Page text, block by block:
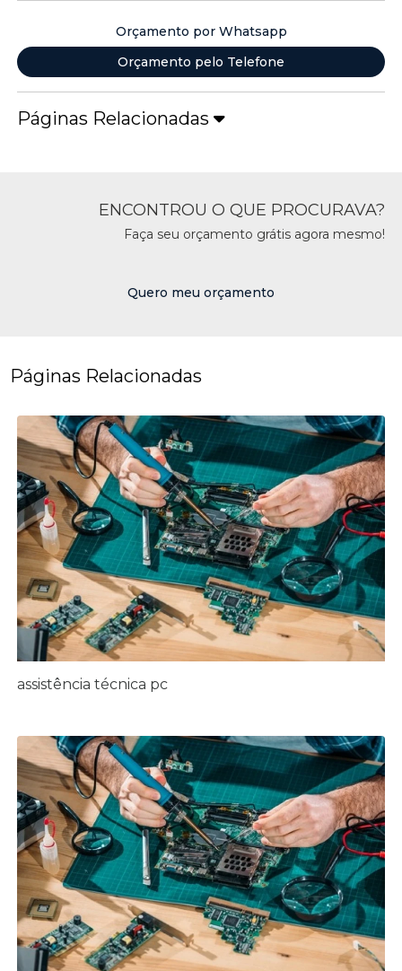
Orçamento por Whatsapp
Orçamento pelo Telefone
Páginas Relacionadas
ENCONTROU O QUE PROCURAVA?
Faça seu orçamento grátis agora mesmo!
Quero meu orçamento
Páginas Relacionadas
assistência técnica pc